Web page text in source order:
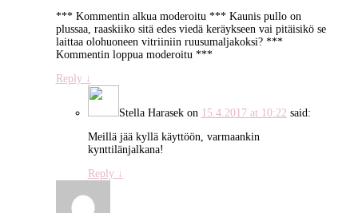
*** Kommentin alkua moderoitu *** Kaunis pullo on
plussaa, raaskiiko sitä edes viedä keräykseen vai pitäisikö se
laittaa olohuoneen vitriiniin ruusumaljakoksi? ***
Kommentin loppua moderoitu ***
Reply ↓
Stella Harasekon 15.4.2017 at 10:22 said:
Meillä jää kyllä käyttöön, varmaankin
kynttilänjalkana!
Reply ↓